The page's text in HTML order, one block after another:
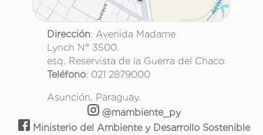
Dirección: Avenida Madame
Lynch N° 3500.
esq. Reservista de la Guerra del Chaco.
Teléfono: 021 2879000
Asunción, Paraguay.
@mambiente_py
Ministerio del Ambiente y Desarrollo Sostenible